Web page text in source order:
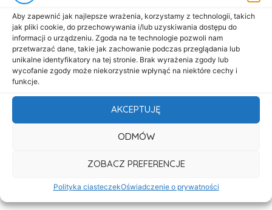
Aby zapewnić jak najlepsze wrażenia, korzystamy z technologii, takich
jak pliki cookie, do przechowywania i/lub uzyskiwania dostępu do
informacji o urządzeniu. Zgoda na te technologie pozwoli nam
przetwarzać dane, takie jak zachowanie podczas przeglądania lub
unikalne identyfikatory na tej stronie. Brak wyrażenia zgody lub
wycofanie zgody może niekorzystnie wpłynąć na niektóre cechy i
funkcje.
AKCEPTUJĘ
ODMÓW
ZOBACZ PREFERENCJE
Polityka ciasteczekOświadczenie o prywatności
O nas
Oferta
Cennik